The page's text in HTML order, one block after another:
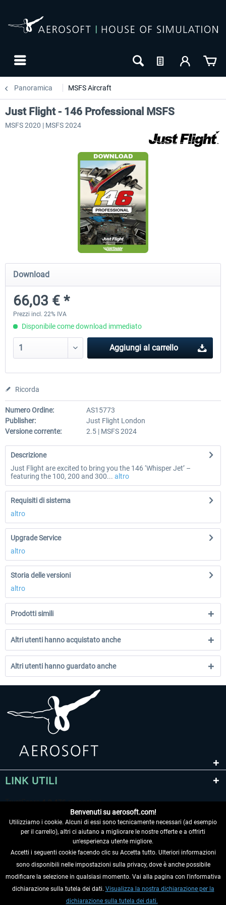
Panoramica MSFS Aircraft
FlightSim Studio - E-Jets 170/175
40,96 € *
Aerosoft Aircraft A340-
Just Flight - 146 Professional MSFS
MSFS 2020 | MSFS 2024
Download
66,03 € *
Prezzi incl. 22% IVA
Disponibile come download immediato
Aggiungi al carrello
Ricorda
Numero Ordine:
AS15773
Publisher:
Just Flight London
Versione corrente:
2.5 | MSFS 2024
Descrizione
Just Flight are excited to bring you the 146 ‘Whisper Jet’ –
featuring the 100, 200 and 300... altro
Requisiti di sistema
altro
Upgrade Service
altro
Storia delle versioni
altro
Prodotti simili
Altri utenti hanno acquistato anche
Altri utenti hanno guardato anche
LINK UTILI
RECEDERE DAL CONTRATTO
INFORMAZIONI
Benvenuti su aerosoft.com!
Utilizziamo i cookie. Alcuni di essi sono tecnicamente necessari (ad esempio
per il carrello), altri ci aiutano a migliorare le nostre offerte e a offrirti
un'esperienza utente migliore.
Accetti i seguenti cookie facendo clic su Accetta tutto. Ulteriori informazioni
sono disponibili nelle impostazioni sulla privacy, dove è anche possibile
modificare la selezione in qualsiasi momento. Vai alla pagina con l'informativa
dichiarazione sulla tutela dei dati. Visualizza la nostra dichiarazione per la
dichiarazione sulla tutela dei dati.